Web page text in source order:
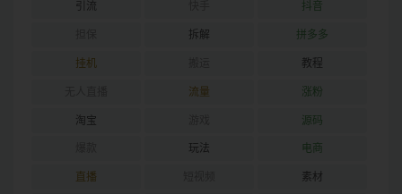
引流 抖音
拆解 拼多多
挂机 教程
流量 涨粉
淘宝 源码
玩法 电商
直播 素材